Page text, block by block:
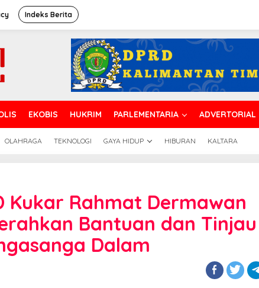
Indeks Berita
EKOBIS HUKRIM PARLEMENTARIA ADVERTORIAL
OLAHRAGA TEKNOLOGI GAYA HIDUP HIBURAN KALTARA
Kukar Rahmat Dermawan
Bantuan dan Tinjau
Dalam